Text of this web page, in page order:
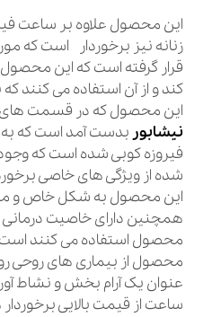
این محصول علاوه بر ساعت
زنانه نیز برخوردار است که
قرار گرفته است که این
کند و از آن استفاده می کنند
این محصول که در قسمت های
نیشابور بدست آمد است که به
فیروزه کوبی شده است که
شده از ویژگی های خاصی
این محصول به شکل خاص و
همچنین دارای خاصیت درمانی
محصول استفاده می کنند است
محصول از بیماری های روحی
عنوان یک آرام بخش و نشاط
ساعت از قیمت بالایی